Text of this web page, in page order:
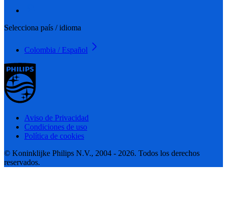
Selecciona país / idioma
Colombia / Español
Aviso de Privacidad
Condiciones de uso
Política de cookies
© Koninklijke Philips N.V., 2004 - 2026. Todos los derechos
reservados.